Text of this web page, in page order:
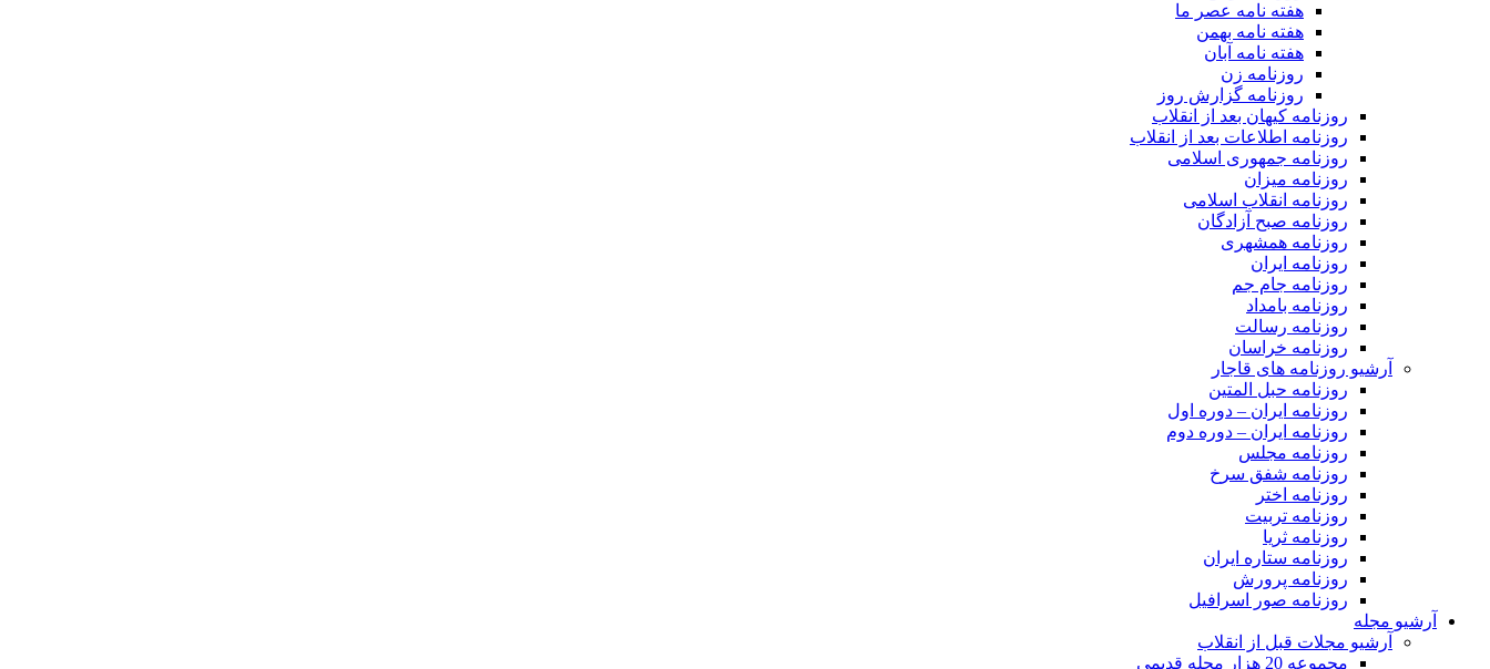
هفته نامه عصر ما
هفته نامه بهمن
هفته نامه آبان
روزنامه زن
روزنامه گزارش روز
روزنامه کیهان بعد از انقلاب
روزنامه اطلاعات بعد از انقلاب
روزنامه جمهوری اسلامی
روزنامه میزان
روزنامه انقلاب اسلامی
روزنامه صبح آزادگان
روزنامه همشهری
روزنامه ایران
روزنامه جام جم
روزنامه بامداد
روزنامه رسالت
روزنامه خراسان
آرشیو روزنامه های قاجار
روزنامه حبل المتین
روزنامه ایران – دوره اول
روزنامه ایران – دوره دوم
روزنامه مجلس
روزنامه شفق سرخ
روزنامه اختر
روزنامه تربیت
روزنامه ثریا
روزنامه ستاره ایران
روزنامه پرورش
روزنامه صور اسرافیل
آرشیو مجله
آرشیو مجلات قبل از انقلاب
مجموعه 20 هزار مجله قدیمی